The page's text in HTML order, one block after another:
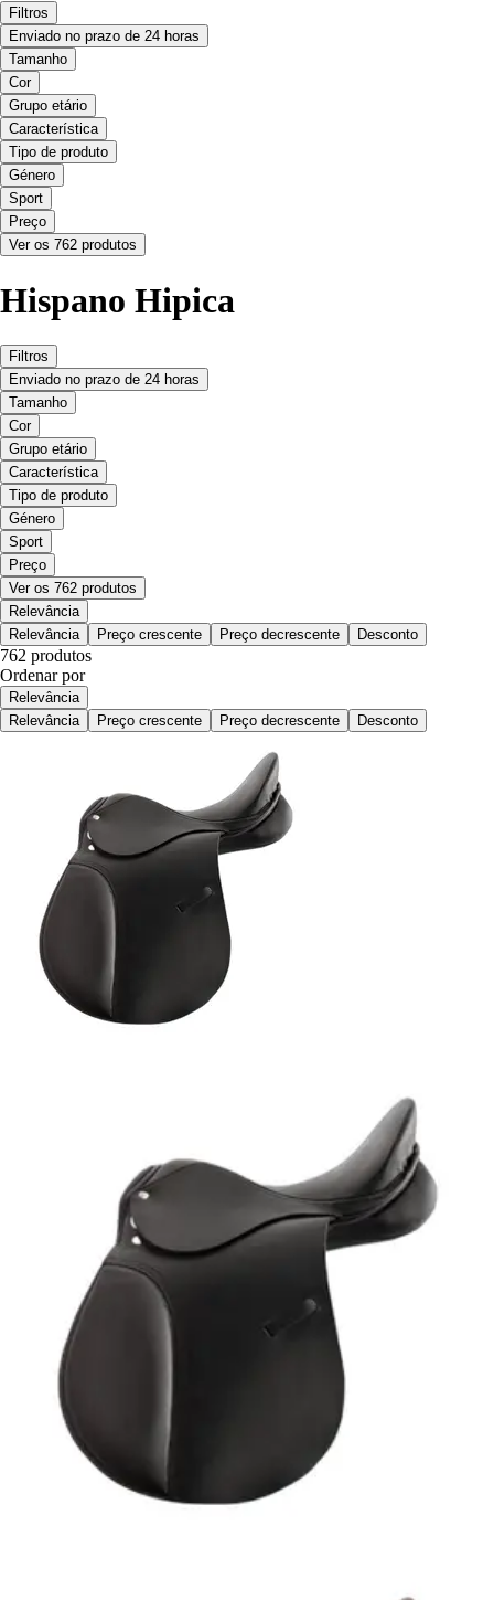
Filtros
Enviado no prazo de 24 horas
Tamanho
Cor
Grupo etário
Característica
Tipo de produto
Género
Sport
Preço
Ver os 762 produtos
Hispano Hipica
Filtros
Enviado no prazo de 24 horas
Tamanho
Cor
Grupo etário
Característica
Tipo de produto
Género
Sport
Preço
Ver os 762 produtos
Relevância
Relevância
Preço crescente Preço decrescente Desconto
762 produtos
Ordenar por
Relevância
Relevância
Preço crescente Preço decrescente Desconto